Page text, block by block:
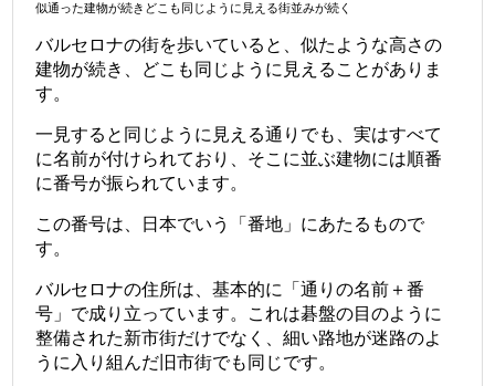
似通った建物が続きどこも同じように見える街並みが続く
バルセロナの街を歩いていると、似たような高さの
建物が続き、どこも同じように見えることがありま
す。
一見すると同じように見える通りでも、実はすべて
に名前が付けられており、そこに並ぶ建物には順番
に番号が振られています。
この番号は、日本でいう「番地」にあたるもので
す。
バルセロナの住所は、基本的に「通りの名前＋番
号」で成り立っています。これは碁盤の目のように
整備された新市街だけでなく、細い路地が迷路のよ
うに入り組んだ旧市街でも同じです。